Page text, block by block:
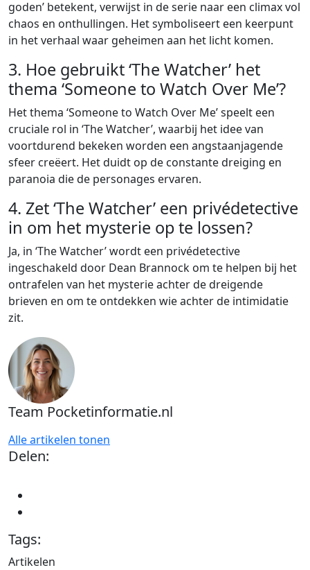
goden’ betekent, verwijst in de serie naar een climax vol
chaos en onthullingen. Het symboliseert een keerpunt
in het verhaal waar geheimen aan het licht komen.
3. Hoe gebruikt ‘The Watcher’ het
thema ‘Someone to Watch Over Me’?
Het thema ‘Someone to Watch Over Me’ speelt een
cruciale rol in ‘The Watcher’, waarbij het idee van
voortdurend bekeken worden een angstaanjagende
sfeer creëert. Het duidt op de constante dreiging en
paranoia die de personages ervaren.
4. Zet ‘The Watcher’ een privédetective
in om het mysterie op te lossen?
Ja, in ‘The Watcher’ wordt een privédetective
ingeschakeld door Dean Brannock om te helpen bij het
ontrafelen van het mysterie achter de dreigende
brieven en om te ontdekken wie achter de intimidatie
zit.
Team Pocketinformatie.nl
Alle artikelen tonen
Delen:
Tags:
Artikelen